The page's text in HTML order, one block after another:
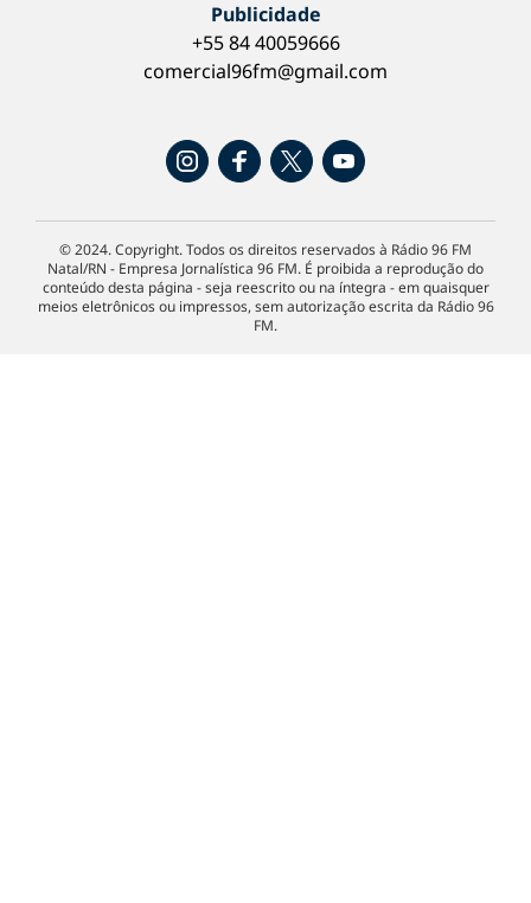
Publicidade
+55 84 40059666
comercial96fm@gmail.com
© 2024. Copyright. Todos os direitos reservados à Rádio 96 FM
Natal/RN - Empresa Jornalística 96 FM. É proibida a reprodução do
conteúdo desta página - seja reescrito ou na íntegra - em quaisquer
meios eletrônicos ou impressos, sem autorização escrita da Rádio 96
FM.